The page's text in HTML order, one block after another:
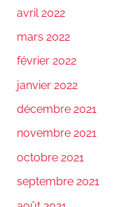
avril 2022
mars 2022
février 2022
janvier 2022
décembre 2021
novembre 2021
octobre 2021
septembre 2021